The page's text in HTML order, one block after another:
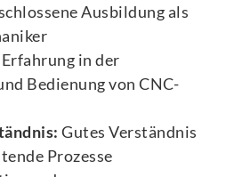
Ausbildung als
Erfahrung in der
Bedienung von CNC-
Gutes Verständnis
Prozesse